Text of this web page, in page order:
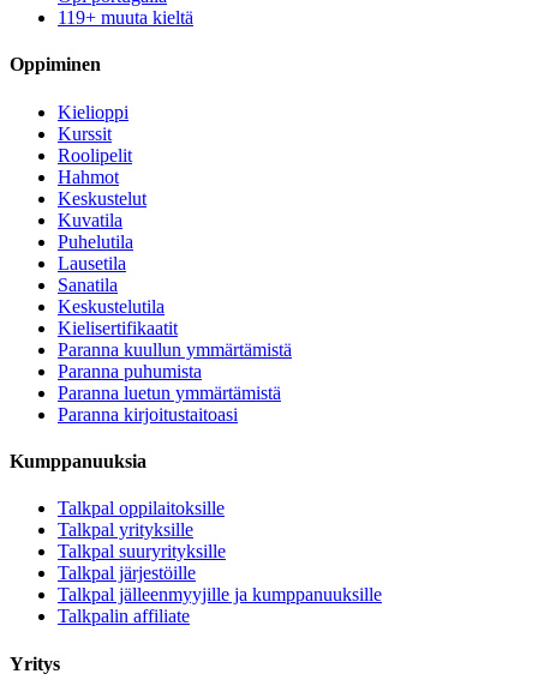
119+ muuta kieltä
Oppiminen
Kielioppi
Kurssit
Roolipelit
Hahmot
Keskustelut
Kuvatila
Puhelutila
Lausetila
Sanatila
Keskustelutila
Kielisertifikaatit
Paranna kuullun ymmärtämistä
Paranna puhumista
Paranna luetun ymmärtämistä
Paranna kirjoitustaitoasi
Kumppanuuksia
Talkpal oppilaitoksille
Talkpal yrityksille
Talkpal suuryrityksille
Talkpal järjestöille
Talkpal jälleenmyyjille ja kumppanuuksille
Talkpalin affiliate
Yritys